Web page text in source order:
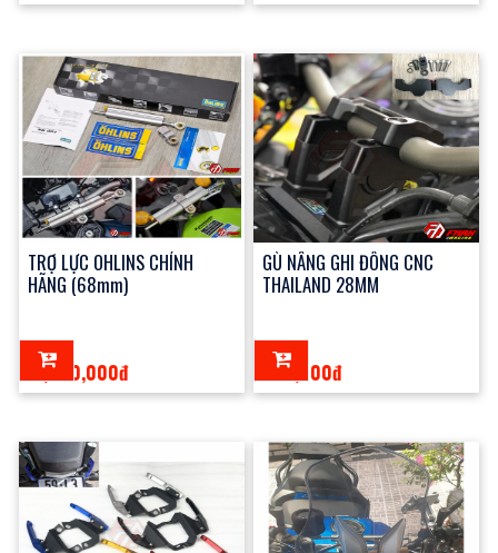
TRỢ LỰC OHLINS CHÍNH
HÃNG (68mm)
11,000,000đ
GÙ NÂNG GHI ĐÔNG CNC
THAILAND 28MM
800,000đ